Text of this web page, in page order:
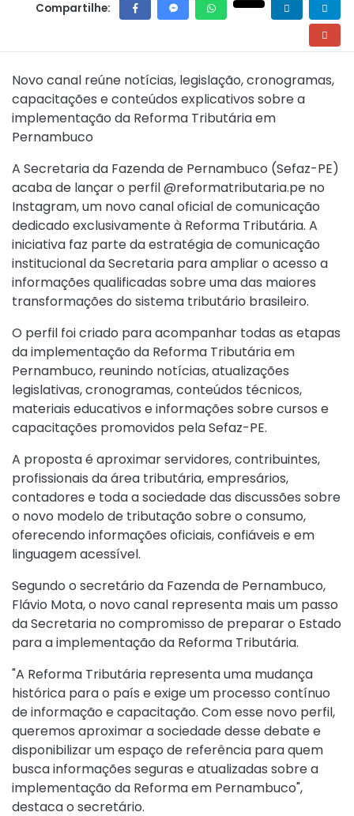
Compartilhe:
Novo canal reúne notícias, legislação, cronogramas,
capacitações e conteúdos explicativos sobre a
implementação da Reforma Tributária em
Pernambuco
A Secretaria da Fazenda de Pernambuco (Sefaz-PE)
acaba de lançar o perfil @reformatributaria.pe no
Instagram, um novo canal oficial de comunicação
dedicado exclusivamente à Reforma Tributária. A
iniciativa faz parte da estratégia de comunicação
institucional da Secretaria para ampliar o acesso a
informações qualificadas sobre uma das maiores
transformações do sistema tributário brasileiro.
O perfil foi criado para acompanhar todas as etapas
da implementação da Reforma Tributária em
Pernambuco, reunindo notícias, atualizações
legislativas, cronogramas, conteúdos técnicos,
materiais educativos e informações sobre cursos e
capacitações promovidos pela Sefaz-PE.
A proposta é aproximar servidores, contribuintes,
profissionais da área tributária, empresários,
contadores e toda a sociedade das discussões sobre
o novo modelo de tributação sobre o consumo,
oferecendo informações oficiais, confiáveis e em
linguagem acessível.
Segundo o secretário da Fazenda de Pernambuco,
Flávio Mota, o novo canal representa mais um passo
da Secretaria no compromisso de preparar o Estado
para a implementação da Reforma Tributária.
"A Reforma Tributária representa uma mudança
histórica para o país e exige um processo contínuo
de informação e capacitação. Com esse novo perfil,
queremos aproximar a sociedade desse debate e
disponibilizar um espaço de referência para quem
busca informações seguras e atualizadas sobre a
implementação da Reforma em Pernambuco",
destaca o secretário.